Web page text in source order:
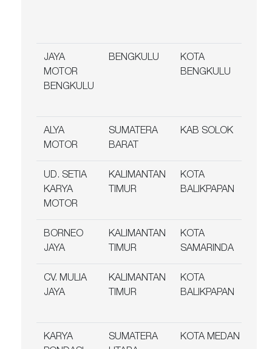
JAYA
MOTOR
BENGKULU
BENGKULU
KOTA
BENGKULU
ALYA
MOTOR
SUMATERA
BARAT
KAB SOLOK
UD. SETIA
KARYA
MOTOR
KALIMANTAN
TIMUR
KOTA
BALIKPAPAN
BORNEO
JAYA
KALIMANTAN
TIMUR
KOTA
SAMARINDA
CV. MULIA
JAYA
KALIMANTAN
TIMUR
KOTA
BALIKPAPAN
KARYA
SUMATERA
KOTA MEDAN